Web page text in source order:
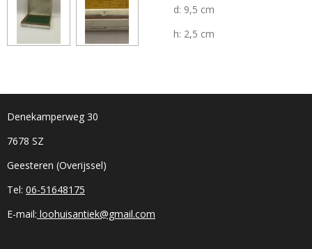
d: 9,5 cm
h: 2,5 cm
Denekamperweg 30
7678 SZ
Geesteren (Overijssel)
Tel: 06-51648175
E-mail: loohuisantiek@gmail.com